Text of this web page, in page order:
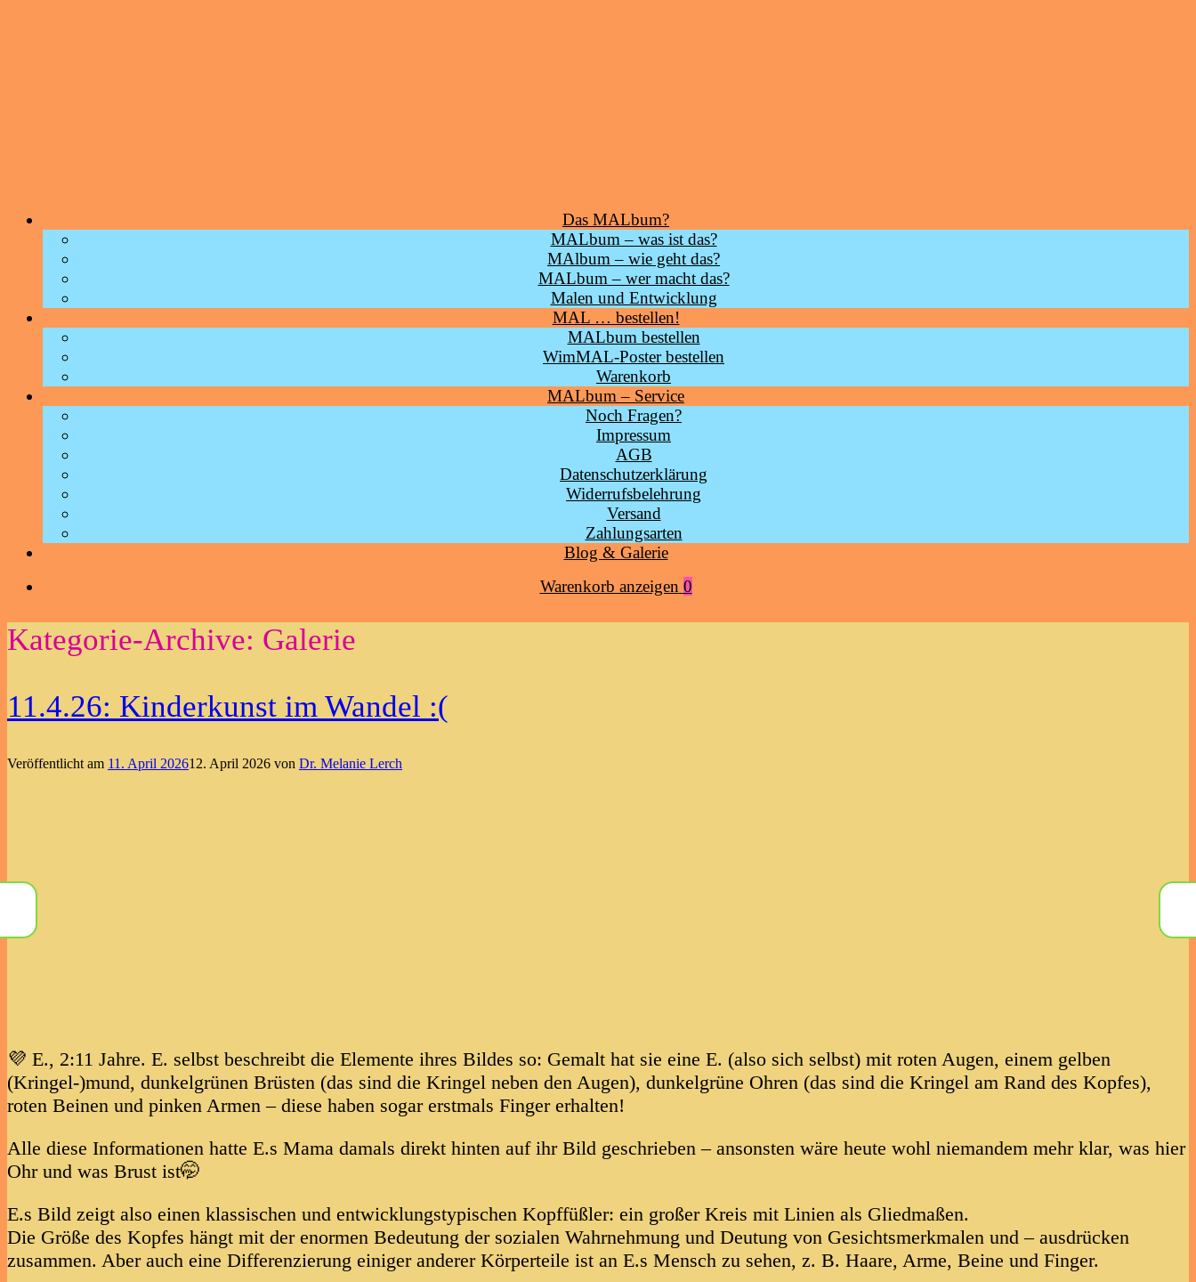
Das MALbum?
MALbum – was ist das?
MAlbum – wie geht das?
MALbum – wer macht das?
Malen und Entwicklung
MAL … bestellen!
MALbum bestellen
WimMAL-Poster bestellen
Warenkorb
MALbum – Service
Noch Fragen?
Impressum
AGB
Datenschutzerklärung
Widerrufsbelehrung
Versand
Zahlungsarten
Blog & Galerie
Warenkorb
Warenkorb anzeigen 0
Kategorie-Archive: Galerie
11.4.26: Kinderkunst im Wandel :(
Veröffentlicht am 11. April 202612. April 2026 von Dr. Melanie Lerch
💜 E., 2:11 Jahre. E. selbst beschreibt die Elemente ihres Bildes so: Gemalt hat sie eine E. (also sich selbst) mit roten Augen, einem gelben
(Kringel-)mund, dunkelgrünen Brüsten (das sind die Kringel neben den Augen), dunkelgrüne Ohren (das sind die Kringel am Rand des Kopfes),
roten Beinen und pinken Armen – diese haben sogar erstmals Finger erhalten!
Alle diese Informationen hatte E.s Mama damals direkt hinten auf ihr Bild geschrieben – ansonsten wäre heute wohl niemandem mehr klar, was hier
Ohr und was Brust ist🤭
E.s Bild zeigt also einen klassischen und entwicklungstypischen Kopffüßler: ein großer Kreis mit Linien als Gliedmaßen.
Die Größe des Kopfes hängt mit der enormen Bedeutung der sozialen Wahrnehmung und Deutung von Gesichtsmerkmalen und – ausdrücken
zusammen. Aber auch eine Differenzierung einiger anderer Körperteile ist an E.s Mensch zu sehen, z. B. Haare, Arme, Beine und Finger.